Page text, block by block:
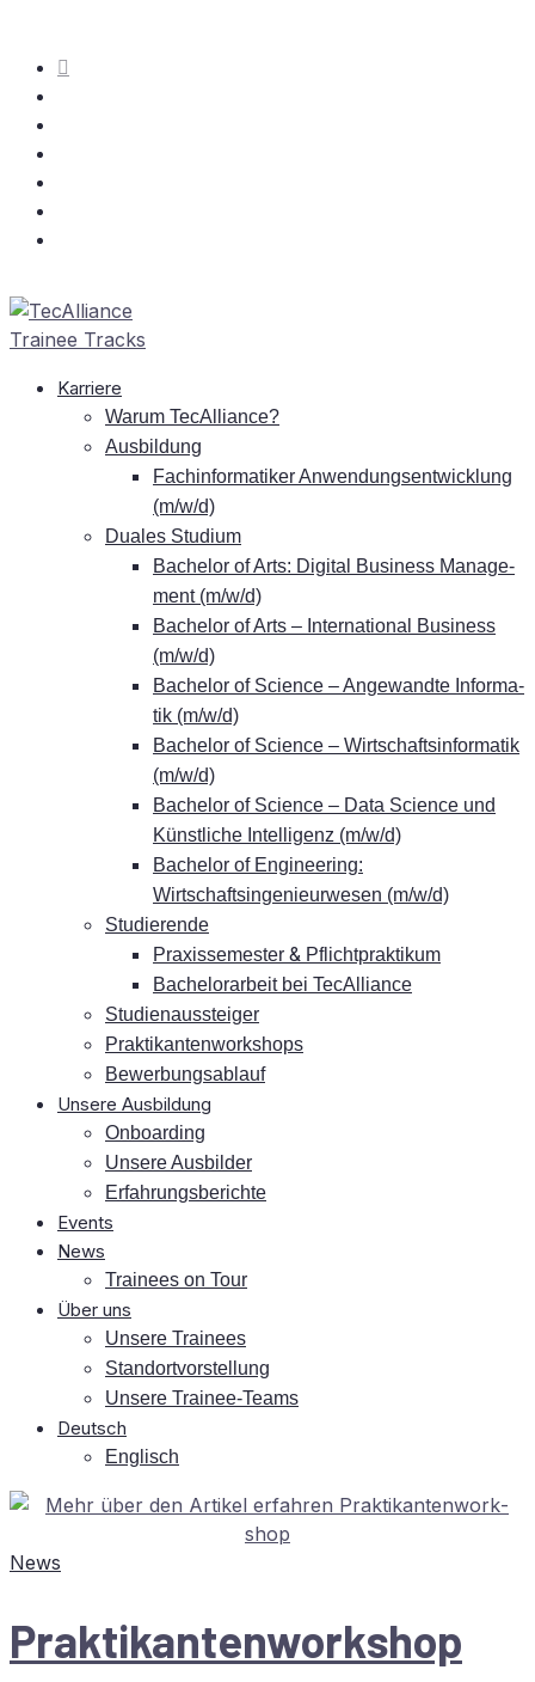
Kar­rie­re
War­um TecAlliance?
Aus­bil­dung
Fach­in­for­ma­ti­ker An­wen­dungs­ent­wick­lung
(m/w/d)
Dua­les Studium
Ba­che­lor of Arts: Di­gi­tal Busi­ness Ma­nage­
ment (m/w/d)
Ba­che­lor of Arts – In­ter­na­tio­nal Busi­ness
(m/w/d)
Ba­che­lor of Sci­ence – An­ge­wand­te In­for­ma­
tik (m/w/d)
Ba­che­lor of Sci­ence – Wirt­schafts­in­for­ma­tik
(m/w/d)
Ba­che­lor of Sci­ence – Data Sci­ence und
Künst­li­che In­tel­li­genz (m/w/d)
Ba­che­lor of En­gi­nee­ring:
Wirtschaftsingenieurwesen (m/w/d)
Stu­die­ren­de
Pra­xis­se­mes­ter & Pflichtpraktikum
Ba­che­lor­ar­beit bei TecAlliance
Stu­di­en­aus­stei­ger
Prak­ti­kan­ten­work­shops
Be­wer­bungs­ab­lauf
Un­se­re Ausbildung
On­boar­ding
Un­se­re Ausbilder
Er­fah­rungs­be­rich­te
Events
News
Trai­nees on Tour
Über uns
Un­se­re Trainees
Stand­ort­vor­stel­lung
Un­se­re Trainee-Teams
Deutsch
Eng­lisch
News
Prak­ti­kan­ten­work­shop